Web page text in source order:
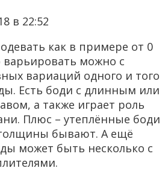
в 22:52
как в примере от 0
варьировать можно с
вариаций одного и того
Есть боди с длинным или
а также играет роль
Плюс – утеплённые боди
бывают. А ещё
может быть несколько с